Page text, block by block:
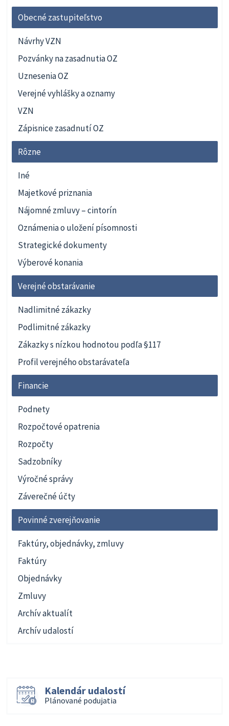
Obecné zastupiteľstvo
Návrhy VZN
Pozvánky na zasadnutia OZ
Uznesenia OZ
Verejné vyhlášky a oznamy
VZN
Zápisnice zasadnutí OZ
Rôzne
Iné
Majetkové priznania
Nájomné zmluvy – cintorín
Oznámenia o uložení písomnosti
Strategické dokumenty
Výberové konania
Verejné obstarávanie
Nadlimitné zákazky
Podlimitné zákazky
Zákazky s nízkou hodnotou podľa §117
Profil verejného obstarávateľa
Financie
Podnety
Rozpočtové opatrenia
Rozpočty
Sadzobníky
Výročné správy
Záverečné účty
Povinné zverejňovanie
Faktúry, objednávky, zmluvy
Faktúry
Objednávky
Zmluvy
Archív aktualít
Archív udalostí
Kalendár udalostí
Plánované podujatia